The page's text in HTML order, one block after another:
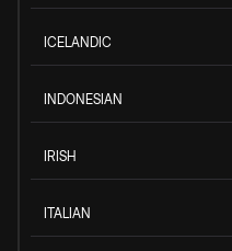
ICELANDIC
INDONESIAN
IRISH
ITALIAN